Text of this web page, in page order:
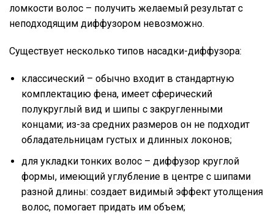
ломкости волос – получить желаемый результат с
неподходящим диффузором невозможно.
Существует несколько типов насадки-диффузора:
классический – обычно входит в стандартную
комплектацию фена, имеет сферический
полукруглый вид и шипы с закругленными
концами; из-за средних размеров он не подходит
обладательницам густых и длинных локонов;
для укладки тонких волос – диффузор круглой
формы, имеющий углубление в центре с шипами
разной длины: создает видимый эффект утолщения
волос, помогает придать им объем;